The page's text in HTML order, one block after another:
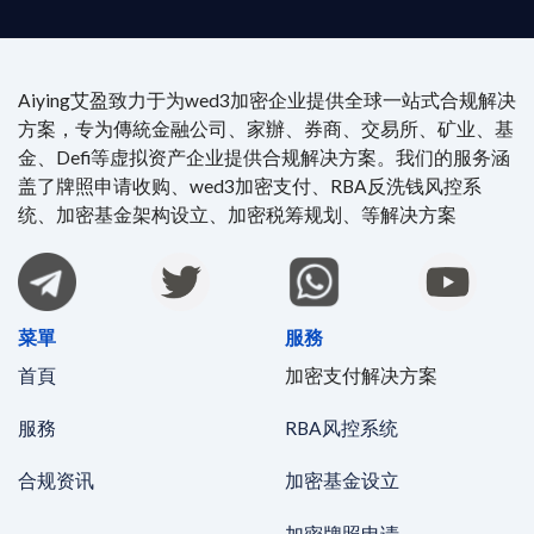
Aiying艾盈致力于为wed3加密企业提供全球一站式合规解决
方案，专为傳統金融公司、家辦、券商、交易所、矿业、基
金、Defi等虚拟资产企业提供合规解决方案。我们的服务涵
盖了牌照申请收购、wed3加密支付、RBA反洗钱风控系
统、加密基金架构设立、加密税筹规划、等解决方案
菜單
首頁
服務
合规资讯
服務
加密支付解决方案
RBA风控系统
加密基金设立